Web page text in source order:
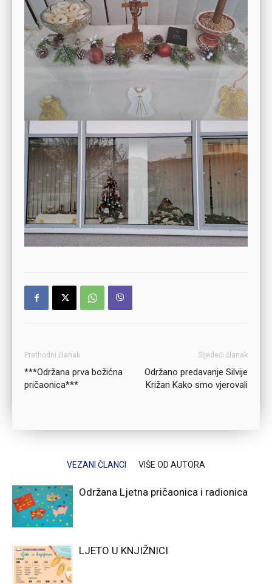
Prethodni članak
***Održana prva božićna
pričaonica***
Sljedeći članak
Održano predavanje Silvije
Križan Kako smo vjerovali
VEZANI ČLANCI VIŠE OD AUTORA
Održana Ljetna pričaonica i radionica
LJETO U KNJIŽNICI